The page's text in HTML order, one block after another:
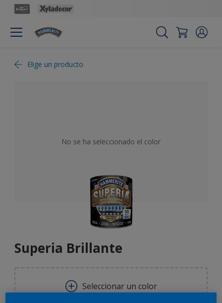
Elige un producto
No se ha seleccionado el color
Superia Brillante
Seleccionar un color